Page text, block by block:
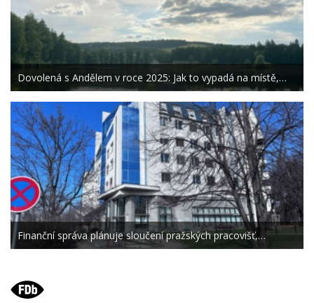
Dovolená s Andělem v roce 2025: Jak to vypadá na místě,…
Finanční správa plánuje sloučení pražských pracovišť,…